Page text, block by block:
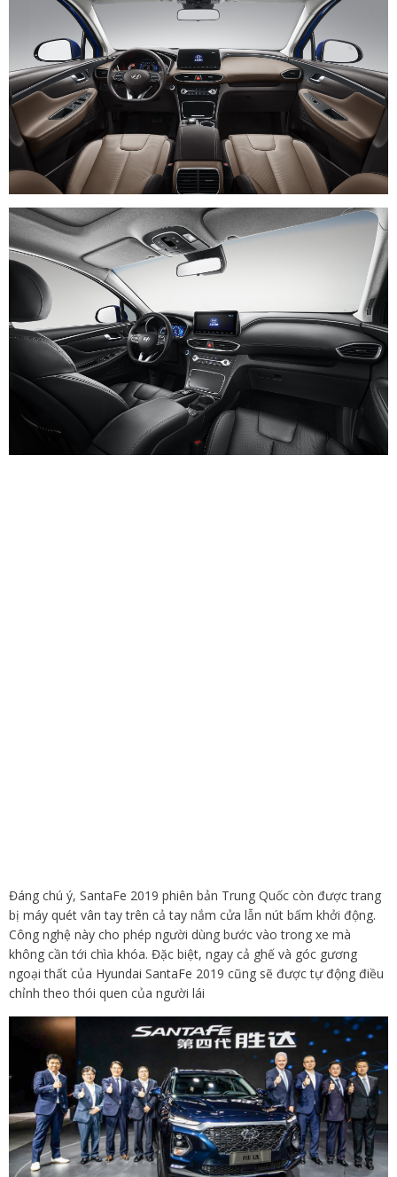
Đáng chú ý, SantaFe 2019 phiên bản Trung Quốc còn được trang
bị máy quét vân tay trên cả tay nắm cửa lẫn nút bấm khởi động.
Công nghệ này cho phép người dùng bước vào trong xe mà
không cần tới chìa khóa. Đặc biệt, ngay cả ghế và góc gương
ngoại thất của Hyundai SantaFe 2019 cũng sẽ được tự động điều
chỉnh theo thói quen của người lái